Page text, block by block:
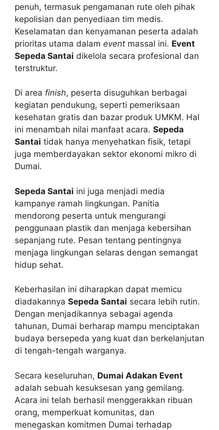
penuh, termasuk pengamanan rute oleh pihak
kepolisian dan penyediaan tim medis.
Keselamatan dan kenyamanan peserta adalah
prioritas utama dalam event massal ini. Event
Sepeda Santai dikelola secara profesional dan
terstruktur.
Di area finish, peserta disuguhkan berbagai
kegiatan pendukung, seperti pemeriksaan
kesehatan gratis dan bazar produk UMKM. Hal
ini menambah nilai manfaat acara. Sepeda
Santai tidak hanya menyehatkan fisik, tetapi
juga memberdayakan sektor ekonomi mikro di
Dumai.
Sepeda Santai ini juga menjadi media
kampanye ramah lingkungan. Panitia
mendorong peserta untuk mengurangi
penggunaan plastik dan menjaga kebersihan
sepanjang rute. Pesan tentang pentingnya
menjaga lingkungan selaras dengan semangat
hidup sehat.
Keberhasilan ini diharapkan dapat memicu
diadakannya Sepeda Santai secara lebih rutin.
Dengan menjadikannya sebagai agenda
tahunan, Dumai berharap mampu menciptakan
budaya bersepeda yang kuat dan berkelanjutan
di tengah-tengah warganya.
Secara keseluruhan, Dumai Adakan Event
adalah sebuah kesuksesan yang gemilang.
Acara ini telah berhasil menggerakkan ribuan
orang, memperkuat komunitas, dan
menegaskan komitmen Dumai terhadap